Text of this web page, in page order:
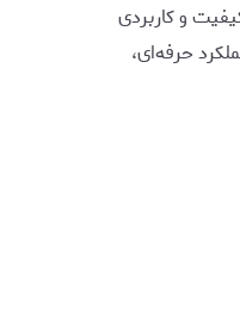
و کاربردی
حرفه‌ای،